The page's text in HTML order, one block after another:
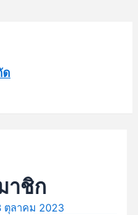
ด
าชิก
ตุลาคม 2023